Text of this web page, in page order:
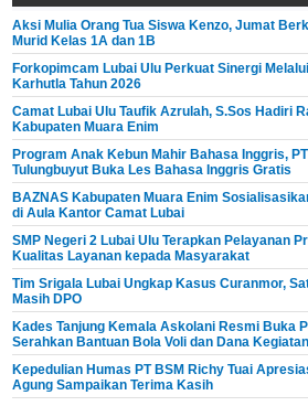
Aksi Mulia Orang Tua Siswa Kenzo, Jumat
Murid Kelas 1A dan 1B
Forkopimcam Lubai Ulu Perkuat Sinergi
Karhutla Tahun 2026
Camat Lubai Ulu Taufik Azrulah, S.Sos Hadiri
Kabupaten Muara Enim
Program Anak Kebun Mahir Bahasa Inggris,
Tulungbuyut Buka Les Bahasa Inggris Gratis
BAZNAS Kabupaten Muara Enim
di Aula Kantor Camat Lubai
SMP Negeri 2 Lubai Ulu Terapkan Pelayanan
Kualitas Layanan kepada Masyarakat
Tim Srigala Lubai Ungkap Kasus Curanmor,
Masih DPO
Kades Tanjung Kemala Askolani Resmi Buka
Serahkan Bantuan Bola Voli dan Dana
Kepedulian Humas PT BSM Richy Tuai
Agung Sampaikan Terima Kasih